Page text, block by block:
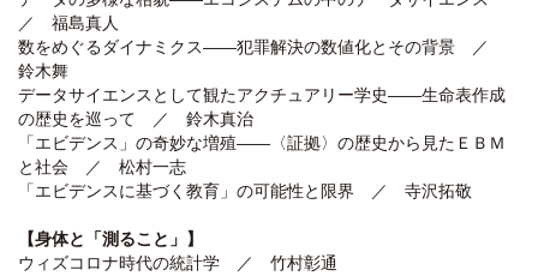
／ 福島真人
数をめぐるダイナミクス――犯罪解決の数値化とその背景 ／
鈴木舞
データサイエンスとして観たアクチュアリー学史――生命表作成
の歴史を巡って ／ 鈴木真治
「エビデンス」の奇妙な増殖――〈証拠〉の歴史から見たＥＢＭ
と社会 ／ 松村一志
「エビデンスに基づく教育」の可能性と限界 ／ 寺沢拓敬
【身体と「測ること」】
ウィズコロナ時代の統計学 ／ 竹村彰通